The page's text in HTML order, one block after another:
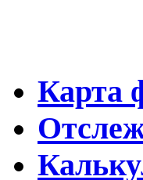
Карта